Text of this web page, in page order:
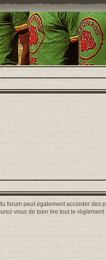
forum peut également accorder
vous de bien lire tout le règlement